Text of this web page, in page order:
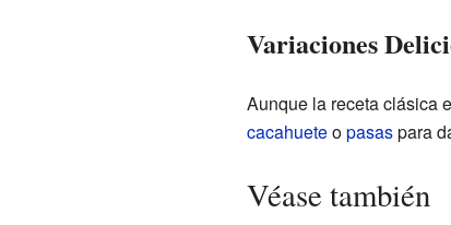
Variaciones
Aunque la receta clásica
cacahueteopasaspara
Véase también